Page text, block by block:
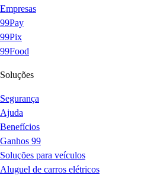
Empresas
99Pay
99Pix
99Food
Soluções
Segurança
Ajuda
Benefícios
Ganhos 99
Soluções para veículos
Aluguel de carros elétricos